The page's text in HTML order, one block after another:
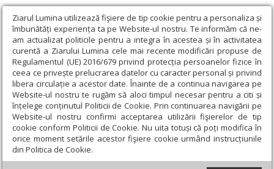
Ziarul Lumina utilizează fişiere de tip cookie pentru a personaliza și
îmbunătăți experiența ta pe Website-ul nostru. Te informăm că ne-
am actualizat politicile pentru a integra în acestea și în activitatea
curentă a Ziarului Lumina cele mai recente modificări propuse de
Regulamentul (UE) 2016/679 privind protecția persoanelor fizice în
ceea ce privește prelucrarea datelor cu caracter personal și privind
libera circulație a acestor date. Înainte de a continua navigarea pe
Website-ul nostru te rugăm să aloci timpul necesar pentru a citi și
înțelege conținutul Politicii de Cookie. Prin continuarea navigării pe
Website-ul nostru confirmi acceptarea utilizării fişierelor de tip
cookie conform Politicii de Cookie. Nu uita totuși că poți modifica în
orice moment setările acestor fişiere cookie urmând instrucțiunile
din Politica de Cookie.
Ziarul Lumina › Societate › Psihologie › Conectare digitală și
comuniune spirituală
Conectare digitală și comuniune spirituală